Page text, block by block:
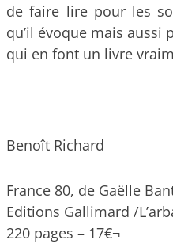
de faire lire pour les
qu’il évoque mais aussi
qui en font un livre
Benoît Richard
France 80, de Gaëlle
Editions Gallimard /
220 pages – 17€¬